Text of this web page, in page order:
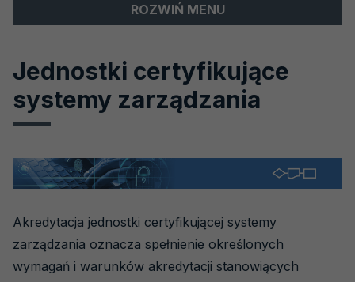
ROZWIŃ MENU
Obszary akredytacji
Laboratoria badawcze i wzorcujące
Jednostki certyfikujące
Jednostki certyfikujące systemy
zarządzania
Jednostki certyfikujące wyroby, procesy i
Jednostki certyfikujące
systemy zarządzania
Akredytacja jednostki certyfikującej systemy
zarządzania oznacza spełnienie określonych
wymagań i warunków akredytacji stanowiących